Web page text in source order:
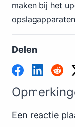
maken bij het
Delen
Een reactie